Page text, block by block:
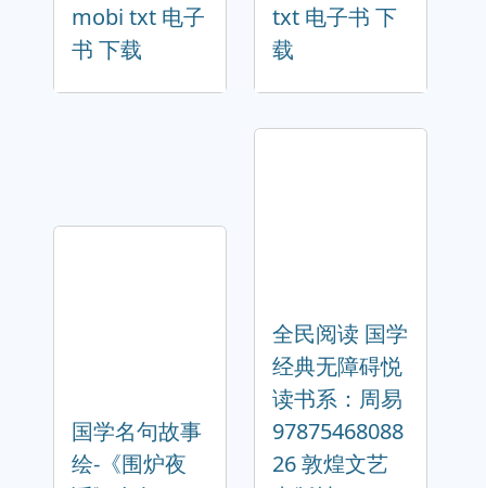
mobi txt 电子
书 下载
txt 电子书 下
载
国学名句故事
绘-《围炉夜
全民阅读 国学
经典无障碍悦
读书系：周易
97875468088
26 敦煌文艺